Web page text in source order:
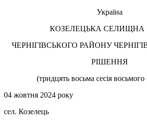
Україна
КОЗЕЛЕЦЬКА СЕЛИЩНА
ЧЕРНІГІВСЬКОГО РАЙОНУ
РІШЕННЯ
(тридцять восьма сесія
04 жовтня 2024 року
сел. Козелець